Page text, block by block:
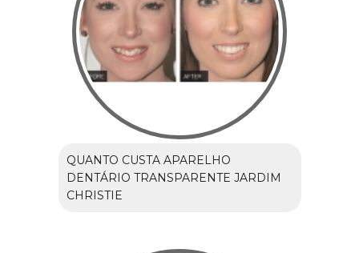
QUANTO CUSTA APARELHO
DENTÁRIO TRANSPARENTE JARDIM
CHRISTIE